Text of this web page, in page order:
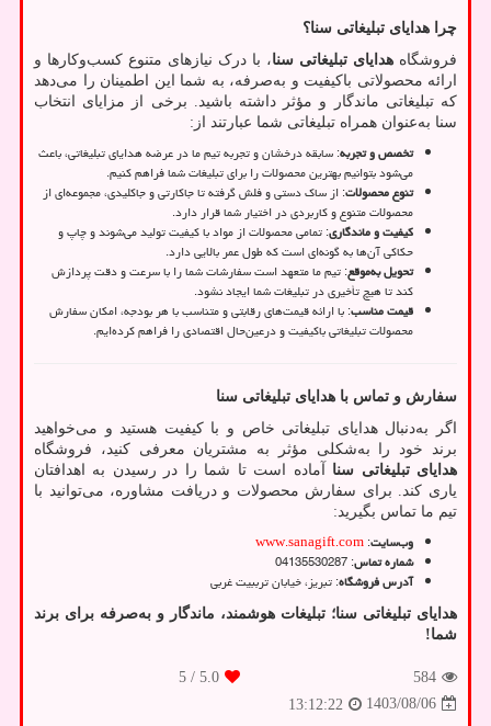
چرا هدایای تبلیغاتی سنا؟
فروشگاه هدایای تبلیغاتی سنا، با درک نیازهای متنوع کسب‌وکارها و
ارائه محصولاتی باکیفیت و به‌صرفه، به شما این اطمینان را می‌دهد
که تبلیغاتی ماندگار و مؤثر داشته باشید. برخی از مزایای انتخاب
سنا به‌عنوان همراه تبلیغاتی شما عبارتند از:
تخصص و تجربه: سابقه درخشان و تجربه تیم ما در عرضه هدایای تبلیغاتی، باعث
می‌شود بتوانیم بهترین محصولات را برای تبلیغات شما فراهم کنیم.
تنوع محصولات: از ساک دستی و فلش گرفته تا جاکارتی و جاکلیدی، مجموعه‌ای از
محصولات متنوع و کاربردی در اختیار شما قرار دارد.
کیفیت و ماندگاری: تمامی محصولات از مواد با کیفیت تولید می‌شوند و چاپ و
حکاکی آن‌ها به گونه‌ای است که طول عمر بالایی دارد.
تحویل به‌موقع: تیم ما متعهد است سفارشات شما را با سرعت و دقت پردازش
کند تا هیچ تأخیری در تبلیغات شما ایجاد نشود.
قیمت مناسب: با ارائه قیمت‌های رقابتی و متناسب با هر بودجه، امکان سفارش
محصولات تبلیغاتی باکیفیت و درعین‌حال اقتصادی را فراهم کرده‌ایم.
سفارش و تماس با هدایای تبلیغاتی سنا
اگر به‌دنبال هدایای تبلیغاتی خاص و با کیفیت هستید و می‌خواهید
برند خود را به‌شکلی مؤثر به مشتریان معرفی کنید، فروشگاه
هدایای تبلیغاتی سنا آماده است تا شما را در رسیدن به اهدافتان
یاری کند. برای سفارش محصولات و دریافت مشاوره، می‌توانید با
تیم ما تماس بگیرید:
وب‌سایت:
www.sanagift.com
شماره تماس:
04135530287
آدرس فروشگاه: تبریز، خیابان ترببیت غربی
هدایای تبلیغاتی سنا؛ تبلیغات هوشمند، ماندگار و به‌صرفه برای برند
شما!
584
5.0
/ 5
1403/08/06
13:12:22